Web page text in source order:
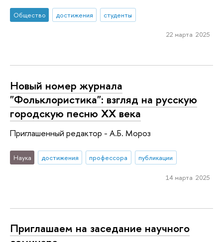
Общество достижения студенты
22 марта 2025
Новый номер журнала
"Фольклористика": взгляд на русскую
городскую песню ХХ века
Приглашенный редактор - А.Б. Мороз
Наука достижения профессора публикации
14 марта 2025
Приглашаем на заседание научного